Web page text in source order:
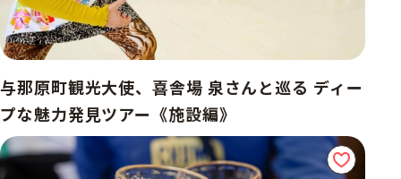
与那原町観光大使、喜舎場 泉さんと巡る ディー
プな魅力発見ツアー《施設編》